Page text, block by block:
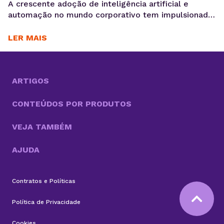
A crescente adoção de inteligência artificial e
automação no mundo corporativo tem impulsionado
coleta, análise e ativação de dados, exatamente o
aproximar do...
LER MAIS
ARTIGOS
CONTEÚDOS POR PRODUTOS
VEJA TAMBÉM
AJUDA
Contratos e Políticas
Política de Privacidade